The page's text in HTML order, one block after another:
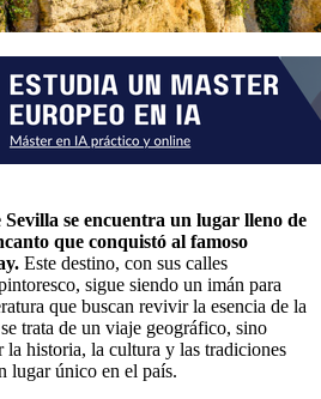
se encuentra un lugar lleno de
que conquistó al famoso
Este destino, con sus calles
sigue siendo un imán para
que buscan revivir la esencia de la
trata de un viaje geográfico, sino
historia, la cultura y las tradiciones
lugar único en el país.